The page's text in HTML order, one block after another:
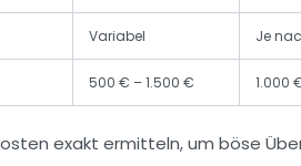
Variabel Je
500 € – 1.500 € 1.000
exakt ermitteln, um böse